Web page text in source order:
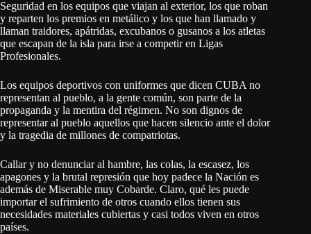
Seguridad en los equipos que viajan al exterior, los que roban
y reparten los premios en metálico y los que han llamado y
llaman traidores, apátridas, excubanos o gusanos a los atletas
que escapan de la isla para irse a competir en Ligas
Profesionales.
Los equipos deportivos con uniformes que dicen CUBA no
representan al pueblo, a la gente común, son parte de la
propaganda y la mentira del régimen. No son dignos de
representar al pueblo aquellos que hacen silencio ante el dolor
y la tragedia de millones de compatriotas.
Callar y no denunciar al hambre, las colas, la escasez, los
apagones y la brutal represión que hoy padece la Nación es
además de Miserable muy Cobarde. Claro, qué les puede
importar el sufrimiento de otros cuando ellos tienen sus
necesidades materiales cubiertas y casi todos viven en otros
países.